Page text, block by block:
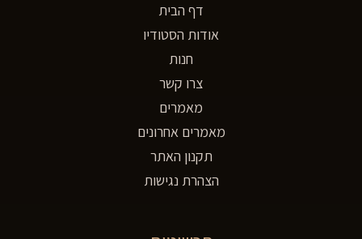
דף הבית
אודות הסטודיו
חנות
צרו קשר
מאמרים
מאמרים אחרונים
תקנון האתר
הצהרת נגישות